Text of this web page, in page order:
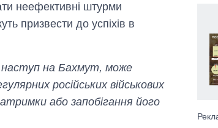
неефективні штурми
призвести до успіхів в
наступ на Бахмут, може
російських військових
або запобігання його
область стали
головною ціллю